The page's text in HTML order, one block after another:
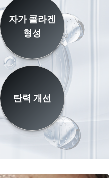
자가 콜라겐
형성
탄력 개선